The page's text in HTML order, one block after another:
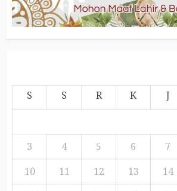
S S R K J
3
4 5 6 7
10
11 12 13 14